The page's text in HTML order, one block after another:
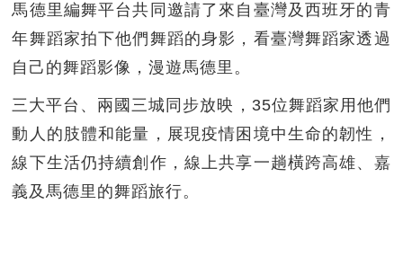
馬德里編舞平台共同邀請了來自臺灣及西班牙的青
年舞蹈家拍下他們舞蹈的身影，看臺灣舞蹈家透過
自己的舞蹈影像，漫遊馬德里。
三大平台、兩國三城同步放映，35位舞蹈家用他們
動人的肢體和能量，展現疫情困境中生命的韌性，
線下生活仍持續創作，線上共享一趟橫跨高雄、嘉
義及馬德里的舞蹈旅行。